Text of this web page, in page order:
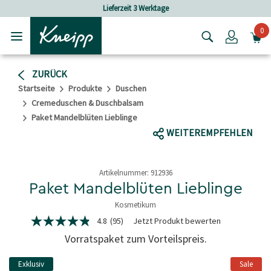
Lieferzeit 3 Werktage
Login0
ZURÜCK
Startseite Produkte
Duschen
Cremeduschen & Duschbalsam
Paket Mandelblüten Lieblinge
WEITEREMPFEHLEN
Sale
Exklusiv
Artikelnummer: 912936
Paket Mandelblüten Lieblinge
Kosmetikum
3,9 von 5 Sternen
4.8
Sternen,
Durchschnittswert
4.8 (95) Jetzt Produkt bewerten
Vorratspaket zum Vorteilspreis.